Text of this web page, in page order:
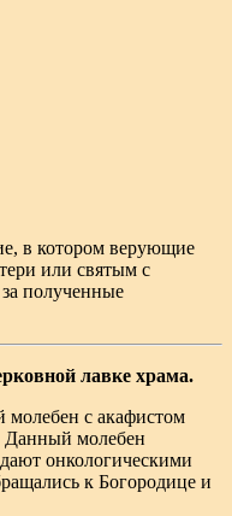
в котором верующие
или святым с
полученные
лавке храма.
молебен с акафистом
Данный молебен
онкологическими
к Богородице и